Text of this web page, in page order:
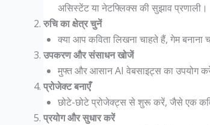
असिस्टेंट या नेटफ्लिक्स की सुझाव प्रणाली।
रुचि का क्षेत्र चुनें
क्या आप कविता लिखना चाहते हैं, गेम
उपकरण और संसाधन खोजें
मुफ्त और आसान AI वेबसाइट्स का उपयोग करें
प्रोजेक्ट बनाएँ
छोटे-छोटे प्रोजेक्ट्स से शुरू करें, जैसे एक
प्रयोग और सुधार करें